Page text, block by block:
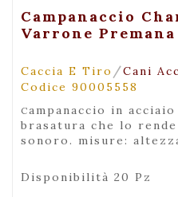
Campanaccio
Varrone
Caccia E Tiro /Cani
Codice 90005558
campanaccio in acciaio al carbonio saldato a
brasatura che lo
sonoro. misure:
Disponibilità 20 Pz